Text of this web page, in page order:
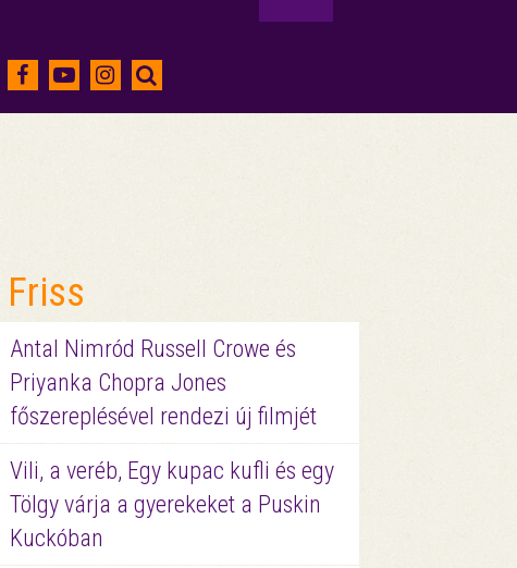
Friss
Antal Nimród Russell Crowe és
Priyanka Chopra Jones
főszereplésével rendezi új filmjét
Vili, a veréb, Egy kupac kufli és egy
Tölgy várja a gyerekeket a Puskin
Kuckóban